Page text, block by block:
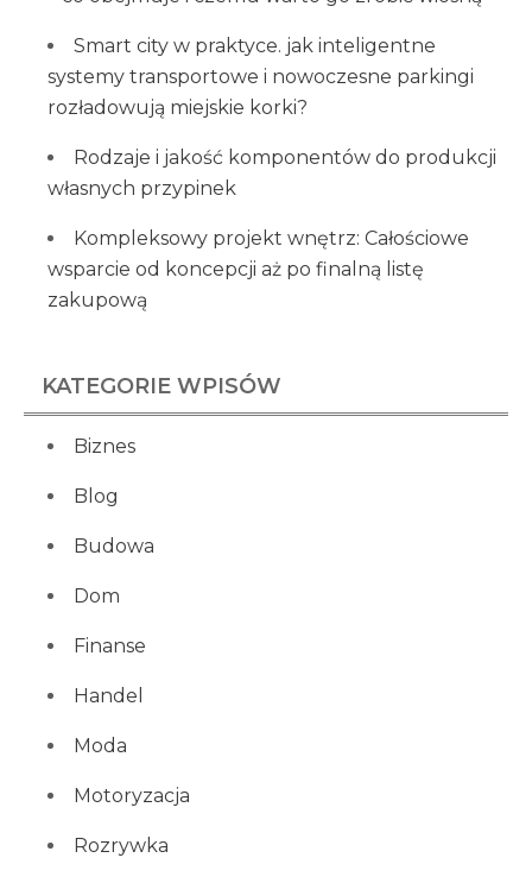
Smart city w praktyce. jak inteligentne
systemy transportowe i nowoczesne parkingi
rozładowują miejskie korki?
Rodzaje i jakość komponentów do produkcji
własnych przypinek
Kompleksowy projekt wnętrz: Całościowe
wsparcie od koncepcji aż po finalną listę
zakupową
KATEGORIE WPISÓW
Biznes
Blog
Budowa
Dom
Finanse
Handel
Moda
Motoryzacja
Rozrywka